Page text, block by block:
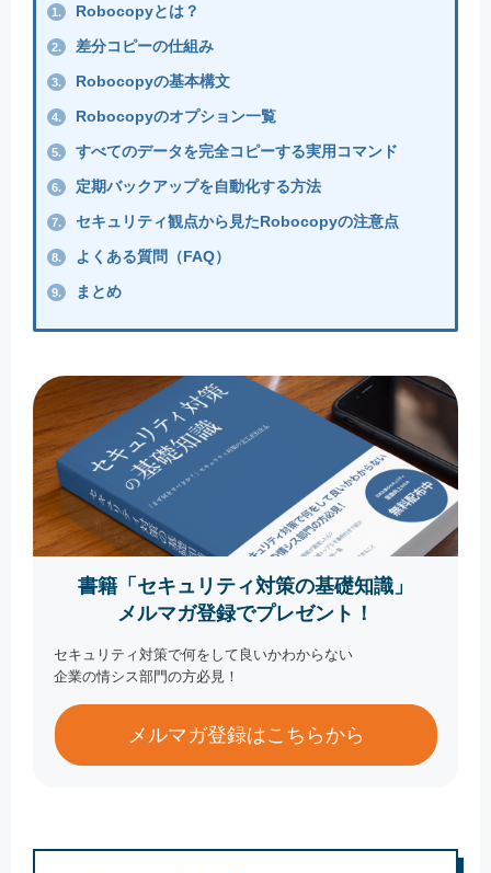
1. Robocopyとは？
2. 差分コピーの仕組み
3. Robocopyの基本構文
4. Robocopyのオプション一覧
5. すべてのデータを完全コピーする実用コマンド
6. 定期バックアップを自動化する方法
7. セキュリティ観点から見たRobocopyの注意点
8. よくある質問（FAQ）
9. まとめ
書籍「セキュリティ対策の基礎知識」
メルマガ登録でプレゼント！
セキュリティ対策で何をして良いかわからない
企業の情シス部門の方必見！
メルマガ登録はこちらから